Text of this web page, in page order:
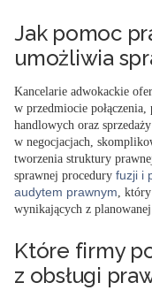
Jak pomoc
umożliwia
Kancelarie adwokackie
w przedmiocie połączenia
handlowych oraz
w negocjacjach,
tworzenia struktury
sprawnej procedury fuzji i
audytem prawnym ,
wynikających z
Które firmy
z obsługi